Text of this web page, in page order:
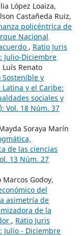
López Loaiza,
Castañeda Ruiz,
policéntrica de
Nacional
, Ratio Juris
Julio-Diciembre
Renato
y
y el Caribe:
sociales y
Vol. 18 Núm. 37
Soraya Marín
de las ciencias
13 Núm. 27
Marcos Godoy,
del
asimetría de
de la
, Ratio Juris
Julio - Diciembre